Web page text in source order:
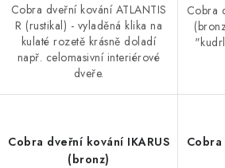
Cobra dveřní kování ATLANTIS
R (rustikal) - vyladěná klika na
kulaté rozetě krásně doladí
např. celomasivní interiérové
dveře.
Cobra
Cobra dveřní kování IKARUS
(bronz)
Cobra